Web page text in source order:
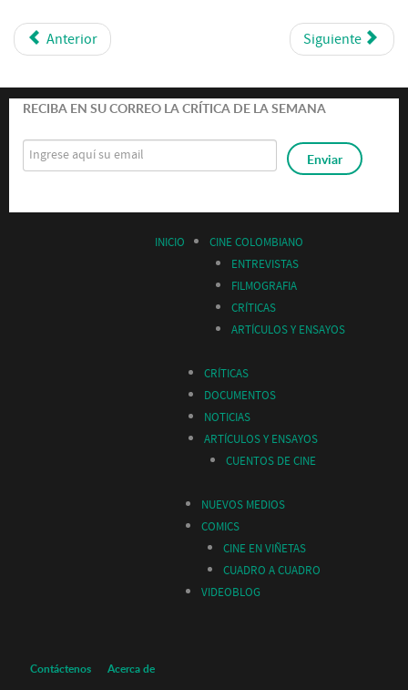
Anterior Siguiente
RECIBA EN SU CORREO LA CRÍTICA DE LA SEMANA
INICIO
CINE COLOMBIANO
ENTREVISTAS
FILMOGRAFIA
CRÍTICAS
ARTÍCULOS Y ENSAYOS
CRÍTICAS
DOCUMENTOS
NOTICIAS
ARTÍCULOS Y ENSAYOS
CUENTOS DE CINE
NUEVOS MEDIOS
COMICS
CINE EN VIÑETAS
CUADRO A CUADRO
VIDEOBLOG
Contáctenos Acerca de